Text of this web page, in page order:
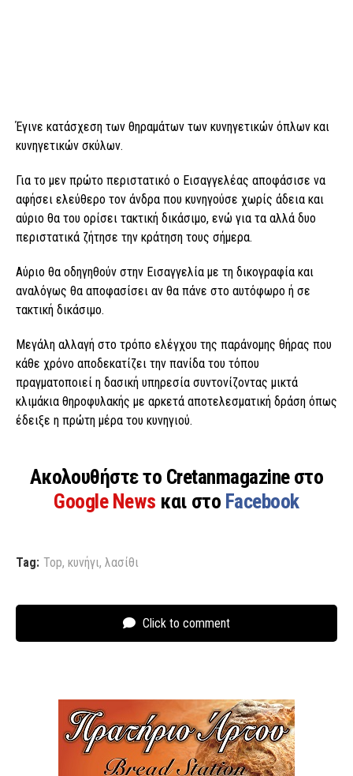
Έγινε κατάσχεση των θηραμάτων των κυνηγετικών όπλων και
κυνηγετικών σκύλων.
Για το μεν πρώτο περιστατικό ο Εισαγγελέας αποφάσισε να
αφήσει ελεύθερο τον άνδρα που κυνηγούσε χωρίς άδεια και
αύριο θα του ορίσει τακτική δικάσιμο, ενώ για τα αλλά δυο
περιστατικά ζήτησε την κράτηση τους σήμερα.
Αύριο θα οδηγηθούν στην Εισαγγελία με τη δικογραφία και
αναλόγως θα αποφασίσει αν θα πάνε στο αυτόφωρο ή σε
τακτική δικάσιμο.
Μεγάλη αλλαγή στο τρόπο ελέγχου της παράνομης θήρας που
κάθε χρόνο αποδεκατίζει την πανίδα του τόπου
πραγματοποιεί η δασική υπηρεσία συντονίζοντας μικτά
κλιμάκια θηροφυλακής με αρκετά αποτελεσματική δράση όπως
έδειξε η πρώτη μέρα του κυνηγιού.
Ακολουθήστε το Cretanmagazine στο
Google News και στο Facebook
Tag: Top, κυνήγι, λασίθι
Click to comment